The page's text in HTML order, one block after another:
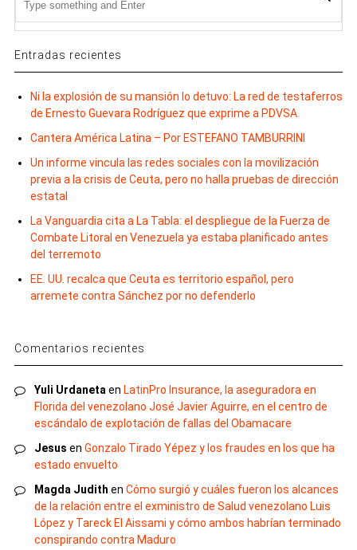
Entradas recientes
Ni la explosión de su mansión lo detuvo: La red de testaferros
de Ernesto Guevara Rodríguez que exprime a PDVSA
Cantera América Latina – Por ESTEFANO TAMBURRINI
Un informe vincula las redes sociales con la movilización
previa a la crisis de Ceuta, pero no halla pruebas de dirección
estatal
La Vanguardia cita a La Tabla: el despliegue de la Fuerza de
Combate Litoral en Venezuela ya estaba planificado antes
del terremoto
EE. UU. recalca que Ceuta es territorio español, pero
arremete contra Sánchez por no defenderlo
Comentarios recientes
Yuli Urdaneta en LatinPro Insurance, la aseguradora en
Florida del venezolano José Javier Aguirre, en el centro de
escándalo de explotación de fallas del Obamacare
Jesus en Gonzalo Tirado Yépez y los fraudes en los que ha
estado envuelto
Magda Judith en Cómo surgió y cuáles fueron los alcances
de la relación entre el exministro de Salud venezolano Luis
López y Tareck El Aissami y cómo ambos habrían terminado
conspirando contra Maduro